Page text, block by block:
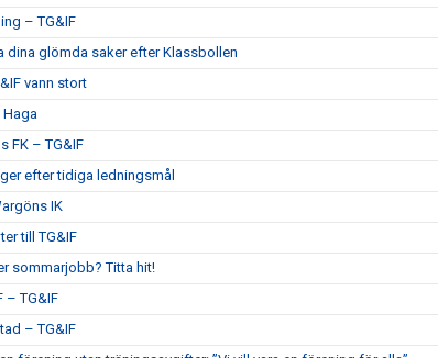
– TG&IF
dina glömda saker efter Klassbollen
vann stort
Haga
FK – TG&IF
efter tidiga ledningsmål
IK
till TG&IF
sommarjobb? Titta hit!
– TG&IF
– TG&IF